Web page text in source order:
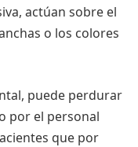
actúan sobre el
o los colores
puede perdurar
por el personal
que por